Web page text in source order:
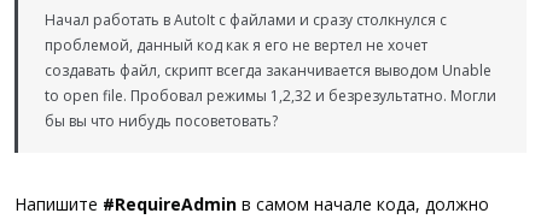
Начал работать в AutoIt с файлами и сразу столкнулся с
проблемой, данный код как я его не вертел не хочет
создавать файл, скрипт всегда заканчивается выводом Unable
to open file. Пробовал режимы 1,2,32 и безрезультатно. Могли
бы вы что нибудь посоветовать?
Напишите #RequireAdmin в самом начале кода, должно